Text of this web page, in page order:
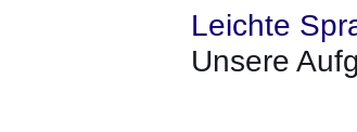
Leichte
Unsere